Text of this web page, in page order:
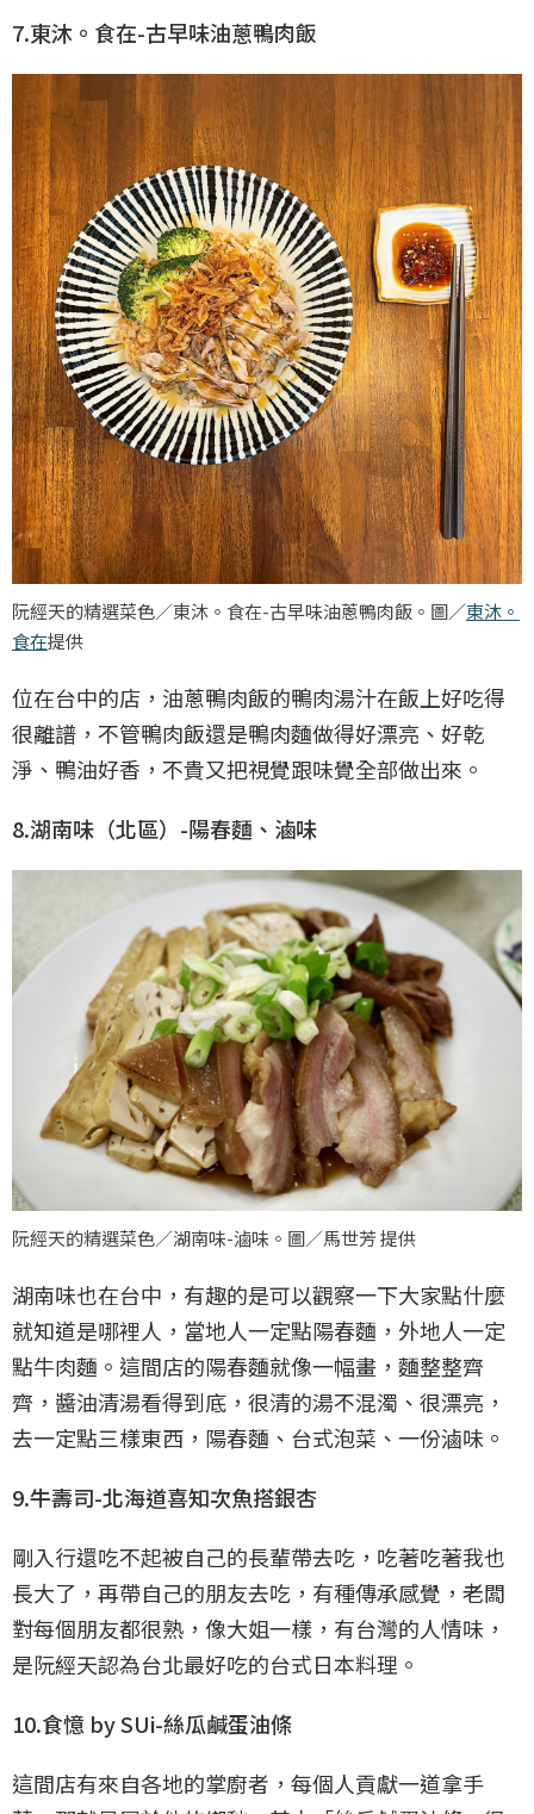
7.東沐。食在-古早味油蔥鴨肉飯
阮經天的精選菜色／東沐。食在-古早味油蔥鴨肉飯。圖／東沐。
食在提供
位在台中的店，油蔥鴨肉飯的鴨肉湯汁在飯上好吃得
很離譜，不管鴨肉飯還是鴨肉麵做得好漂亮、好乾
淨、鴨油好香，不貴又把視覺跟味覺全部做出來。
8.湖南味（北區）-陽春麵、滷味
阮經天的精選菜色／湖南味-滷味。圖／馬世芳 提供
湖南味也在台中，有趣的是可以觀察一下大家點什麼
就知道是哪裡人，當地人一定點陽春麵，外地人一定
點牛肉麵。這間店的陽春麵就像一幅畫，麵整整齊
齊，醬油清湯看得到底，很清的湯不混濁、很漂亮，
去一定點三樣東西，陽春麵、台式泡菜、一份滷味。
9.牛壽司-北海道喜知次魚搭銀杏
剛入行還吃不起被自己的長輩帶去吃，吃著吃著我也
長大了，再帶自己的朋友去吃，有種傳承感覺，老闆
對每個朋友都很熟，像大姐一樣，有台灣的人情味，
是阮經天認為台北最好吃的台式日本料理。
10.食憶 by SUi-絲瓜鹹蛋油條
這間店有來自各地的掌廚者，每個人貢獻一道拿手